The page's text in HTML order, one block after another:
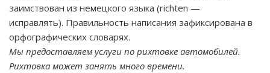
заимствован из немецкого языка (richten —
исправлять). Правильность написания зафиксирована в
орфографических словарях.
Мы предоставляем услуги по рихтовке автомобилей.
Рихтовка может занять много времени.